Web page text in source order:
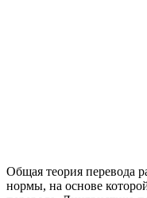
Общая теория перевода
нормы, на основе